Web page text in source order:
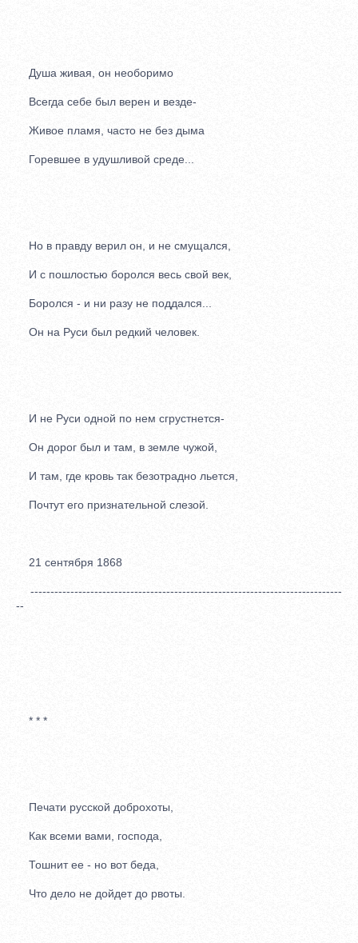
Душа живая, он необоримо
Всегда себе был верен и везде-
Живое пламя, часто не без дыма
Горевшее в удушливой среде...
Но в правду верил он, и не смущался,
И с пошлостью боролся весь свой век,
Боролся - и ни разу не поддался...
Он на Руси был редкий человек.
И не Руси одной по нем сгрустнется-
Он дорог был и там, в земле чужой,
И там, где кровь так безотрадно льется,
Почтут его признательной слезой.
21 сентября 1868
------------------------------------------------------------------------------
--
* * *
Печати русской доброхоты,
Как всеми вами, господа,
Тошнит ее - но вот беда,
Что дело не дойдет до рвоты.